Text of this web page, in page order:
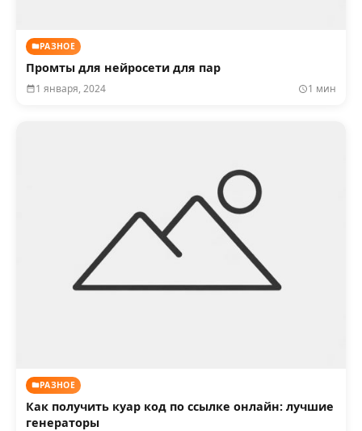
РАЗНОЕ
Промты для нейросети для пар
1 января, 2024 1 мин
РАЗНОЕ
Как получить куар код по ссылке онлайн: лучшие
генераторы